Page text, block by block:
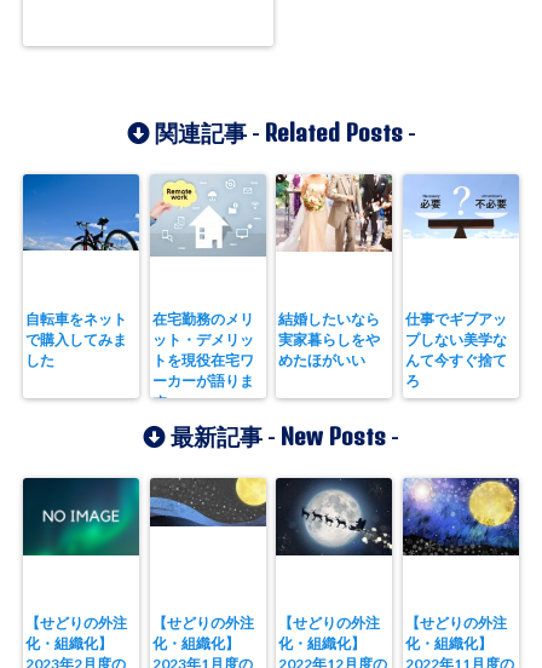
関連記事 - Related Posts-
自転車をネット
で購入してみま
した
在宅勤務のメリ
ット・デメリッ
トを現役在宅ワ
ーカーが語りま
す
結婚したいなら
実家暮らしをや
めたほがいい
仕事でギブアッ
プしない美学な
んて今すぐ捨て
ろ
最新記事 - New Posts -
【せどりの外注
化・組織化】
2023年2月度の
【せどりの外注
化・組織化】
2023年1月度の
【せどりの外注
化・組織化】
2022年12月度の
【せどりの外注
化・組織化】
2022年11月度の